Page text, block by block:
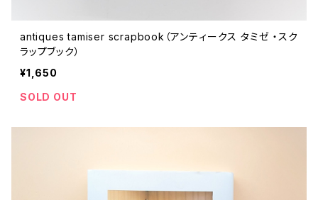
antiques tamiser scrapbook（アンティークス タミゼ ・スク
ラップブック）
¥1,650
SOLD OUT